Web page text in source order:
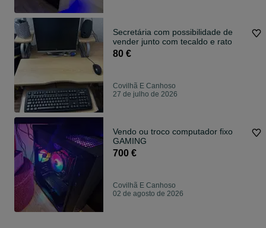
Secretária com possibilidade de
vender junto com tecaldo e rato
80 €
Covilhã E Canhoso
27 de julho de 2026
Vendo ou troco computador fixo
GAMING
700 €
Covilhã E Canhoso
02 de agosto de 2026